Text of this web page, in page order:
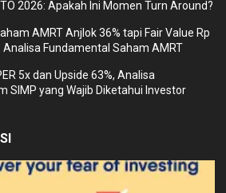
2026: Apakah Ini Momen Turn Around?
AMRT Anjlok 36% tapi Fair Value Rp
Analisa Fundamental Saham AMRT
5x dan Upside 63%, Analisa
SIMP yang Wajib Diketahui Investor